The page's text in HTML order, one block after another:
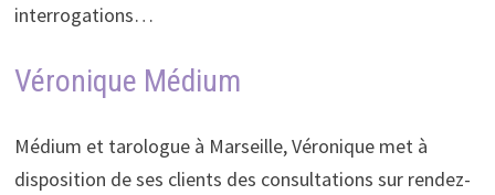
interrogations…
Véronique Médium
Médium et tarologue à Marseille, Véronique met à
disposition de ses clients des consultations sur rendez-